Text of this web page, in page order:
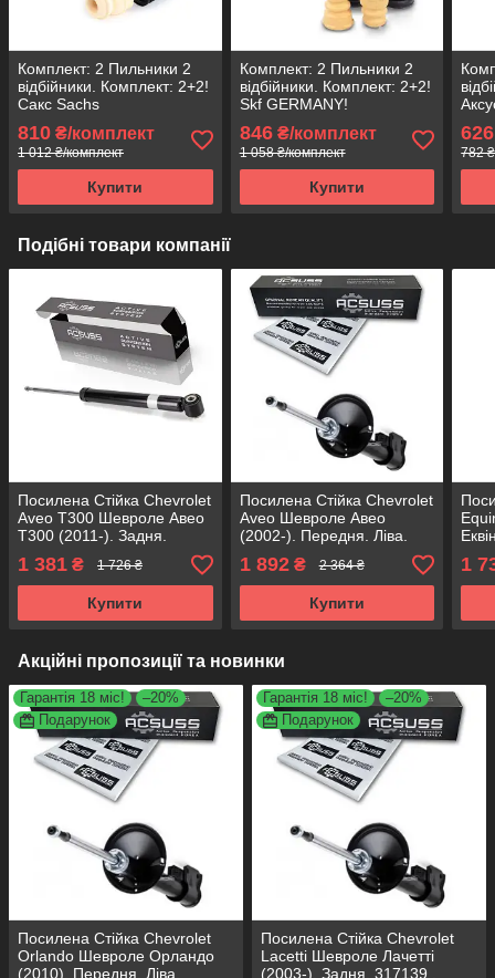
Комплект: 2 Пильники 2
відбійники. Комплект: 2+2!
Сакс Sachs
810 ₴/комплект
1 012 ₴/комплект
Купити
Комплект: 2 Пильники 2
відбійники. Комплект: 2+2!
Skf GERMANY!
846₴/комплект
1 058 ₴/комплект
Купити
626
782
Подібні товари компанії
Посилена Стійка Chevrolet
Aveo T300 Шевроле Авео
Т300 (2011-). Задня.
313571 , 343459 KOREA
Аксусс!
1 381 ₴ 1 726 ₴
Купити
Посилена Стійка Chevrolet
Aveo Шевроле Авео
(2002-). Передня. Ліва.
314766 , 333418 KOREA
Аксусс!
1 892₴ 2 364 ₴
Купити
1
Акційні пропозиції та новинки
Гарантія 18 міс!
–20%
Подарунок
Посилена Стійка Chevrolet
Orlando Шевроле Орландо
(2010). Передня. Ліва.
Гарантія 18 міс!
–20%
Подарунок
Посилена Стійка Chevrolet
Lacetti Шевроле Лачетті
(2003-). Задня. 317139 ,